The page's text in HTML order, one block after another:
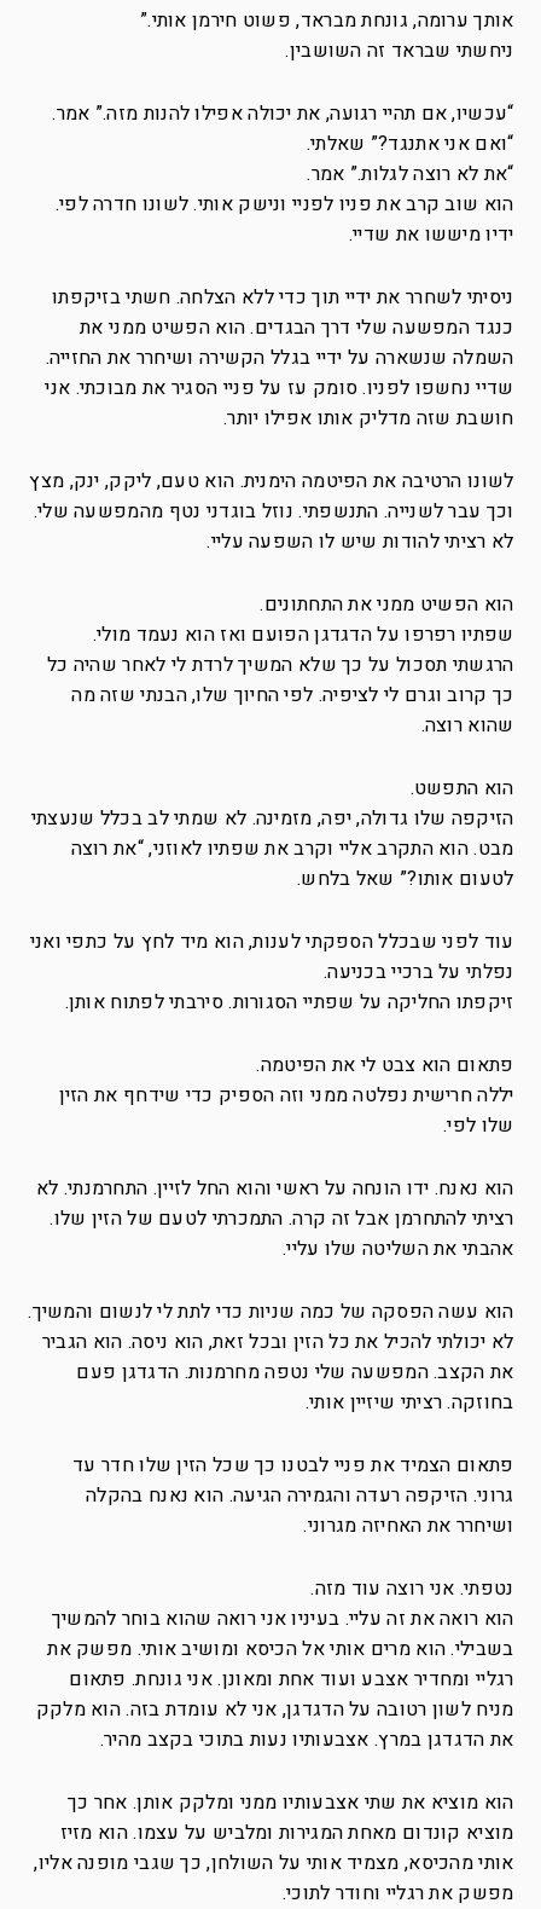
אותך ערומה, גונחת מבראד, פשוט חירמן אותי.”
ניחשתי שבראד זה השושבין.
“עכשיו, אם תהיי רגועה, את יכולה אפילו להנות מזה.” אמר.
“ואם אני אתנגד?” שאלתי.
“את לא רוצה לגלות.” אמר.
הוא שוב קרב את פניו לפניי ונישק אותי. לשונו חדרה לפי.
ידיו מיששו את שדיי.
ניסיתי לשחרר את ידיי תוך כדי ללא הצלחה. חשתי בזיקפתו
כנגד המפשעה שלי דרך הבגדים. הוא הפשיט ממני את
השמלה שנשארה על ידיי בגלל הקשירה ושיחרר את החזייה.
שדיי נחשפו לפניו. סומק עז על פניי הסגיר את מבוכתי. אני
חושבת שזה מדליק אותו אפילו יותר.
לשונו הרטיבה את הפיטמה הימנית. הוא טעם, ליקק, ינק, מצץ
וכך עבר לשנייה. התנשפתי. נוזל בוגדני נטף מהמפשעה שלי.
לא רציתי להודות שיש לו השפעה עליי.
הוא הפשיט ממני את התחתונים.
שפתיו רפרפו על הדגדגן הפועם ואז הוא נעמד מולי.
הרגשתי תסכול על כך שלא המשיך לרדת לי לאחר שהיה כל
כך קרוב וגרם לי לציפיה. לפי החיוך שלו, הבנתי שזה מה
שהוא רוצה.
הוא התפשט.
הזיקפה שלו גדולה, יפה, מזמינה. לא שמתי לב בכלל שנעצתי
מבט. הוא התקרב אליי וקרב את שפתיו לאוזני, “את רוצה
לטעום אותו?” שאל בלחש.
עוד לפני שבכלל הספקתי לענות, הוא מיד לחץ על כתפי ואני
נפלתי על ברכיי בכניעה.
זיקפתו החליקה על שפתיי הסגורות. סירבתי לפתוח אותן.
פתאום הוא צבט לי את הפיטמה.
יללה חרישית נפלטה ממני וזה הספיק כדי שידחף את הזין
שלו לפי.
הוא נאנח. ידו הונחה על ראשי והוא החל לזיין. התחרמנתי. לא
רציתי להתחרמן אבל זה קרה. התמכרתי לטעם של הזין שלו.
אהבתי את השליטה שלו עליי.
הוא עשה הפסקה של כמה שניות כדי לתת לי לנשום והמשיך.
לא יכולתי להכיל את כל הזין ובכל זאת, הוא ניסה. הוא הגביר
את הקצב. המפשעה שלי נטפה מחרמנות. הדגדגן פעם
בחוזקה. רציתי שיזיין אותי.
פתאום הצמיד את פניי לבטנו כך שכל הזין שלו חדר עד
גרוני. הזיקפה רעדה והגמירה הגיעה. הוא נאנח בהקלה
ושיחרר את האחיזה מגרוני.
נטפתי. אני רוצה עוד מזה.
הוא רואה את זה עליי. בעיניו אני רואה שהוא בוחר להמשיך
בשבילי. הוא מרים אותי אל הכיסא ומושיב אותי. מפשק את
רגליי ומחדיר אצבע ועוד אחת ומאונן. אני גונחת. פתאום
מניח לשון רטובה על הדגדגן, אני לא עומדת בזה. הוא מלקק
את הדגדגן במרץ. אצבעותיו נעות בתוכי בקצב מהיר.
הוא מוציא את שתי אצבעותיו ממני ומלקק אותן. אחר כך
מוציא קונדום מאחת המגירות ומלביש על עצמו. הוא מזיז
אותי מהכיסא, מצמיד אותי על השולחן, כך שגבי מופנה אליו,
מפשק את רגליי וחודר לתוכי.